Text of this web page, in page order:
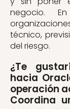
negocio.
técnico,
del riesgo.
¿Te
hacia
operación
Coordina